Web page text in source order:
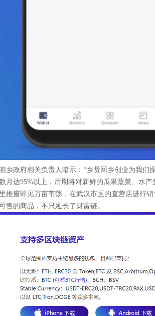
乡政府相关负责人暗示：“乡贤回乡创业为我们
月达95%以上，后期将对新鲜的瓜果蔬菜、水
推窗即见万亩苇荡，在武汉市区的直营店进行
售的商品，不只延长了财富链。